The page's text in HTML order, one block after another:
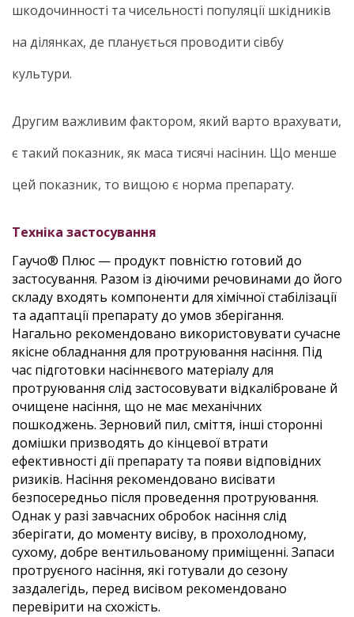
шкодочинності та чисельності популяції шкідників
на ділянках, де планується проводити сівбу
культури.
Другим важливим фактором, який варто врахувати,
є такий показник, як маса тисячі насінин. Що менше
цей показник, то вищою є норма препарату.
Техніка застосування
Гаучо® Плюс — продукт повністю готовий до
застосування. Разом із діючими речовинами до його
складу входять компоненти для хімічної стабілізації
та адаптації препарату до умов зберігання.
Нагально рекомендовано використовувати сучасне
якісне обладнання для протруювання насіння. Під
час підготовки насіннєвого матеріалу для
протруювання слід застосовувати відкаліброване й
очищене насіння, що не має механічних
пошкоджень. Зерновий пил, сміття, інші сторонні
домішки призводять до кінцевої втрати
ефективності дії препарату та появи відповідних
ризиків. Насіння рекомендовано висівати
безпосередньо після проведення протруювання.
Однак у разі завчасних обробок насіння слід
зберігати, до моменту висіву, в прохолодному,
сухому, добре вентильованому приміщенні. Запаси
протруєного насіння, які готували до сезону
заздалегідь, перед висівом рекомендовано
перевірити на схожість.